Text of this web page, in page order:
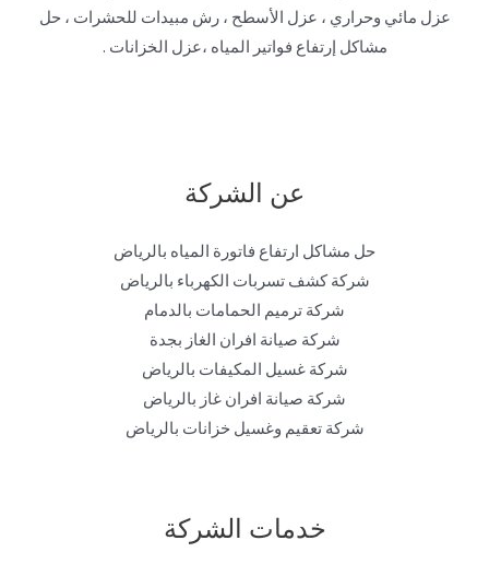
عزل مائي وحراري ، عزل الأسطح ، رش مبيدات للحشرات ، حل
مشاكل إرتفاع فواتير المياه ،عزل الخزانات .
عن الشركة
حل مشاكل ارتفاع فاتورة المياه بالرياض
شركة كشف تسربات الكهرباء بالرياض
شركة ترميم الحمامات بالدمام
شركة صيانة افران الغاز بجدة
شركة غسيل المكيفات بالرياض
شركة صيانة افران غاز بالرياض
شركة تعقيم وغسيل خزانات بالرياض
خدمات الشركة